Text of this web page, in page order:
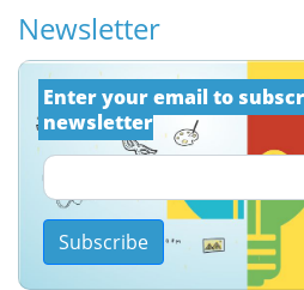
Newsletter
Εnter your email to
newsletter
Subscribe